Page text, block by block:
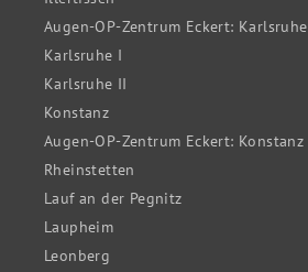
Augen-OP-Zentrum Eckert: Karlsruhe
Karlsruhe I
Karlsruhe II
Konstanz
Augen-OP-Zentrum Eckert: Konstanz
Rheinstetten
Lauf an der Pegnitz
Laupheim
Leonberg